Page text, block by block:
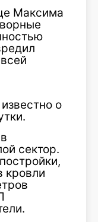
Максима
о
сектор.
кровли